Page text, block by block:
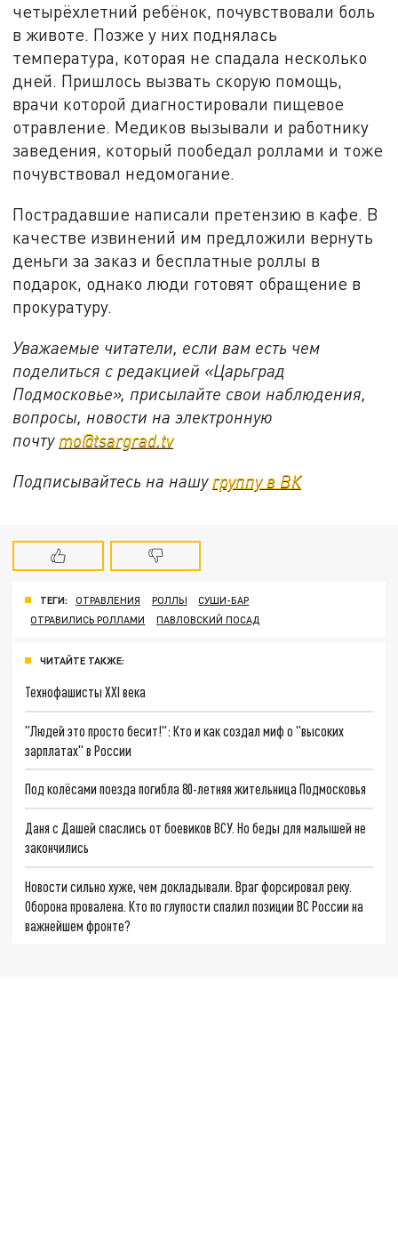
четырёхлетний ребёнок, почувствовали боль
в животе. Позже у них поднялась
температура, которая не спадала несколько
дней. Пришлось вызвать скорую помощь,
врачи которой диагностировали пищевое
отравление. Медиков вызывали и работнику
заведения, который пообедал роллами и тоже
почувствовал недомогание.
Пострадавшие написали претензию в кафе. В
качестве извинений им предложили вернуть
деньги за заказ и бесплатные роллы в
подарок, однако люди готовят обращение в
прокуратуру.
Уважаемые читатели, если вам есть чем
поделиться с редакцией «Царьград
Подмосковье», присылайте свои наблюдения,
вопросы, новости на электронную
почту mo@tsargrad.tv
Подписывайтесь на нашу группу в ВК
ТЕГИ: ОТРАВЛЕНИЯ РОЛЛЫ
СУШИ-БАР
ОТРАВИЛИСЬ РОЛЛАМИ
ПАВЛОВСКИЙ ПОСАД
ЧИТАЙТЕ ТАКЖЕ:
Технофашисты XXI века
"Людей это просто бесит!": Кто и как создал миф о "высоких
зарплатах" в России
Под колёсами поезда погибла 80-летняя жительница Подмосковья
Даня с Дашей спаслись от боевиков ВСУ. Но беды для малышей не
закончились
Новости сильно хуже, чем докладывали. Враг форсировал реку.
Оборона провалена. Кто по глупости спалил позиции ВС России на
важнейшем фронте?